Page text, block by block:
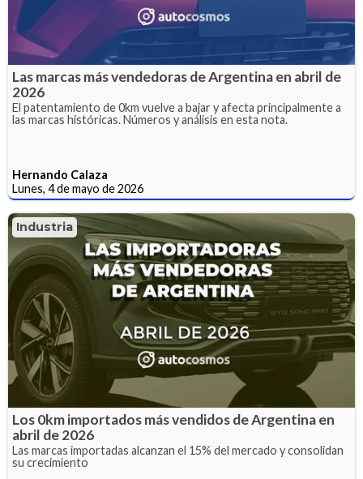
Las marcas más vendedoras de Argentina en abril de
2026
El patentamiento de 0km vuelve a bajar y afecta principalmente a
las marcas históricas. Números y análisis en esta nota.
Hernando Calaza
Lunes, 4 de mayo de 2026
Industria
Los 0km importados más vendidos de Argentina en
abril de 2026
Las marcas importadas alcanzan el 15% del mercado y consolidan
su crecimiento